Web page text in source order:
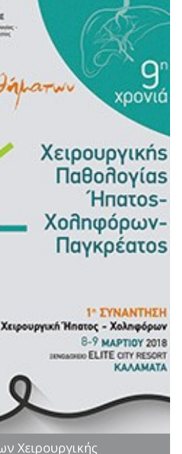
Χειρουργικής